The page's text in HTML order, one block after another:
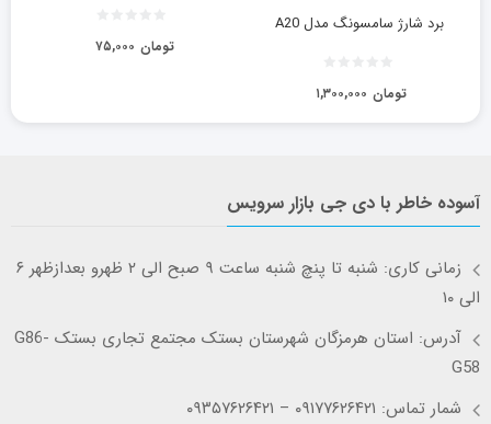
برد شارژ سامسونگ مدل A20
۱,۳۰۰,۰۰۰ تومان
۷۵,۰۰۰ تومان
آسوده خاطر با دی جی بازار سرویس
زمانی کاری: شنبه تا پنچ شنبه ساعت ۹ صبح الی ۲ ظهرو بعدازظهر ۶
الی ۱۰
آدرس: استان هرمزگان شهرستان بستک مجتمع تجاری بستک G86-
G58
شمار تماس: ۰۹۱۷۷۶۲۶۴۲۱ – ۰۹۳۵۷۶۲۶۴۲۱